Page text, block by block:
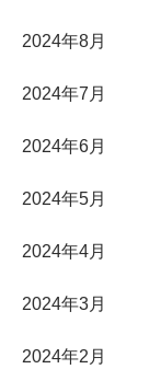
2024年8月
2024年7月
2024年6月
2024年5月
2024年4月
2024年3月
2024年2月